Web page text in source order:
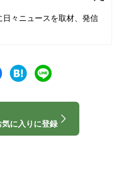
々ニュースを取材、発信
に入りに登録